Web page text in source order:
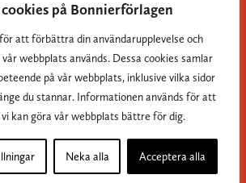
på Bonnierförlagen
att förbättra din användarupplevelse och
webbplats används. Dessa cookies samlar
på vår webbplats, inklusive vilka sidor
du stannar. Informationen används för att
kan göra vår webbplats bättre för dig.
Neka alla Acceptera alla
Om Bonnierförlagen
Cookies
Integritetspolicy